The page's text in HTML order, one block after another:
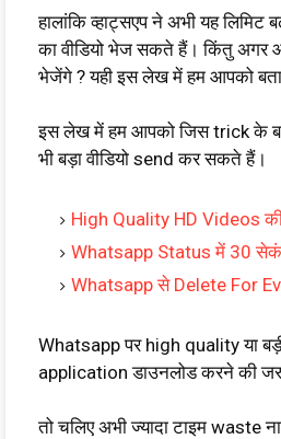
हालांकि व्हाट्सएप ने अभी यह
का वीडियो भेज सकते हैं। किंतु अगर
भेजेंगे ? यही इस लेख में हम आपको
इस लेख में हम आपको जिस trick के
भी बड़ा वीडियो send कर सकते हैं।
High Quality HD Videos
Whatsapp Status में 30
Whatsapp से Delete For
Whatsapp पर high quality या
application डाउनलोड करने की
तो चलिए अभी ज्यादा टाइम